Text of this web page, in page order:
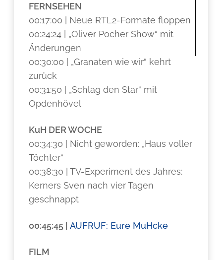
FERNSEHEN
00:17:00 | Neue RTL2-Formate floppen
00:24:24 | „Oliver Pocher Show“ mit
Änderungen
00:30:00 | „Granaten wie wir“ kehrt
zurück
00:31:50 | „Schlag den Star“ mit
Opdenhövel
KuH DER WOCHE
00:34:30 | Nicht geworden: „Haus voller
Töchter“
00:38:30 | TV-Experiment des Jahres:
Kerners Sven nach vier Tagen
geschnappt
00:45:45 |AUFRUF: Eure MuHcke
FILM